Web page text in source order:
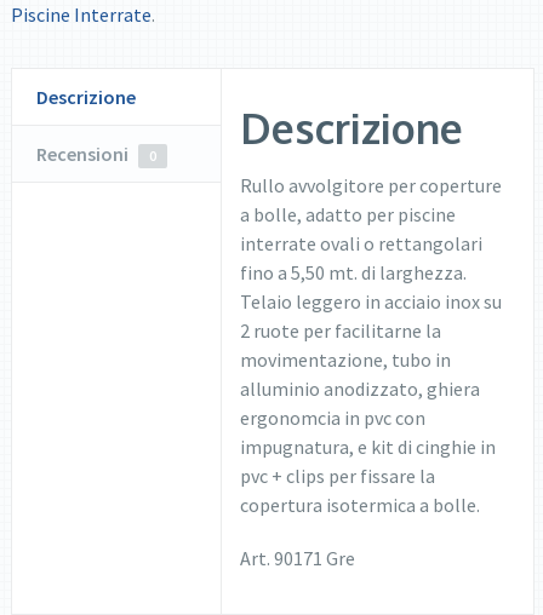
Piscine Interrate.
Descrizione
Recensioni 0
Descrizione
Rullo avvolgitore per coperture
a bolle, adatto per piscine
interrate ovali o rettangolari
fino a 5,50 mt. di larghezza.
Telaio leggero in acciaio inox su
2 ruote per facilitarne la
movimentazione, tubo in
alluminio anodizzato, ghiera
ergonomcia in pvc con
impugnatura, e kit di cinghie in
pvc + clips per fissare la
copertura isotermica a bolle.
Art. 90171 Gre